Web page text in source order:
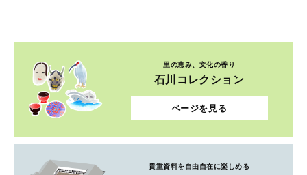
里の恵み、文化の香り
石川コレクション
ページを見る
貴重資料を自由自在に楽しめる